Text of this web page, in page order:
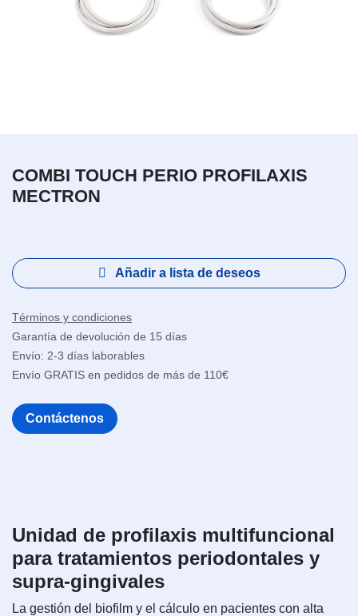
COMBI TOUCH PERIO PROFILAXIS
MECTRON
Añadir a lista de deseos
Términos y condiciones
Garantía de devolución de 15 días
Envío: 2-3 días laborables
Envío GRATIS en pedidos de más de 110€
Contáctenos
Unidad de profilaxis multifuncional
para tratamientos periodontales y
supra-gingivales
La gestión del biofilm y el cálculo en pacientes con alta